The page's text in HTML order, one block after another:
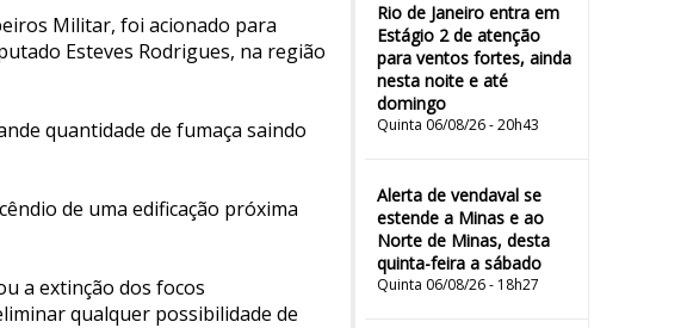
Rio de Janeiro entra em
Estágio 2 de atenção
para ventos fortes, ainda
nesta noite e até
domingo
Quinta 06/08/26 - 20h43
Alerta de vendaval se
estende a Minas e ao
Norte de Minas, desta
quinta-feira a sábado
Quinta 06/08/26 - 18h27
Militar, foi acionado para
Esteves Rodrigues, na região
quantidade de fumaça saindo
de uma edificação próxima
a extinção dos focos
qualquer possibilidade de